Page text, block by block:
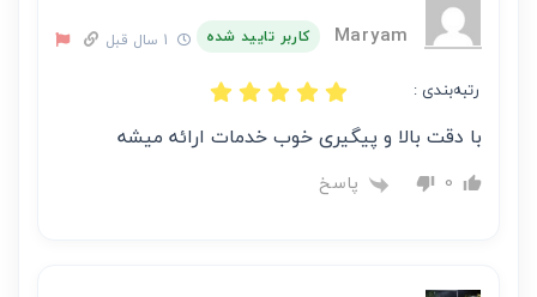
Maryam کاربر تایید شده
رتبه‌بندی :
با دقت بالا و پیگیری خوب خدمات ارائه میشه
0 پاسخ